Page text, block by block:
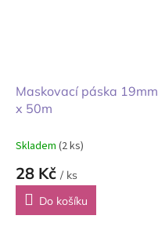
Maskovací páska 19mm
x 50m
Skladem (2 ks)
28 Kč / ks
Do košíku